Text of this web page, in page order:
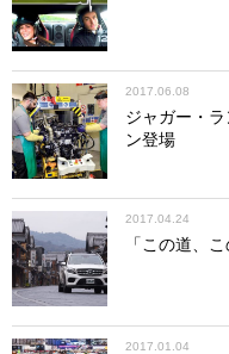
2017.06.08
ジャガー・
ン登場
2017.04.24
「この道、
2017.01.04